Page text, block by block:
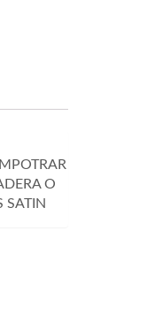
O
SATIN